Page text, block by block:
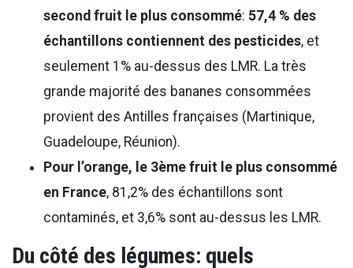
second fruit le plus consommé: 57,4 % des
échantillons contiennent des pesticides, et
seulement 1% au-dessus des LMR. La très
grande majorité des bananes consommées
provient des Antilles françaises (Martinique,
Guadeloupe, Réunion).
Pour l’orange, le 3ème fruit le plus consommé
en France, 81,2% des échantillons sont
contaminés, et 3,6% sont au-dessus les LMR.
Du côté des légumes: quels